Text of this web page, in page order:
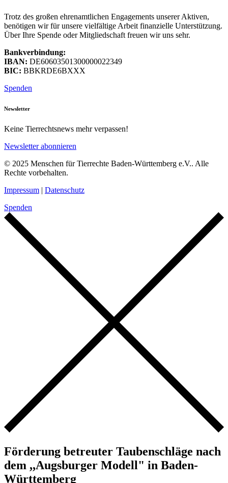
Trotz des großen ehrenamtlichen Engagements unserer Aktiven,
benötigen wir für unsere vielfältige Arbeit finanzielle Unterstützung.
Über Ihre Spende oder Mitgliedschaft freuen wir uns sehr.
Bankverbindung:
IBAN: DE60603501300000022349
BIC: BBKRDE6BXXX
Spenden
Newsletter
Keine Tierrechtsnews mehr verpassen!
Newsletter abonnieren
© 2025 Menschen für Tierrechte Baden-Württemberg e.V.. Alle
Rechte vorbehalten.
Impressum | Datenschutz
Spenden
Förderung betreuter Taubenschläge nach
dem ,,Augsburger Modell" in Baden-
Württemberg